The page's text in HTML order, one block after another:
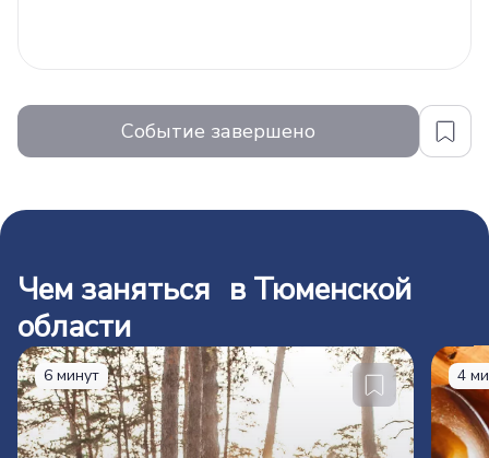
Событие завершено
Чем заняться в Тюменской
области
6 минут 4